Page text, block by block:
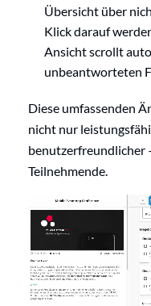
Übersicht über
Klick darauf
Ansicht scrollt
unbeantworteten
Diese umfassenden
nicht nur
benutzerfreundlicher
Teilnehmende.
Video-
Player